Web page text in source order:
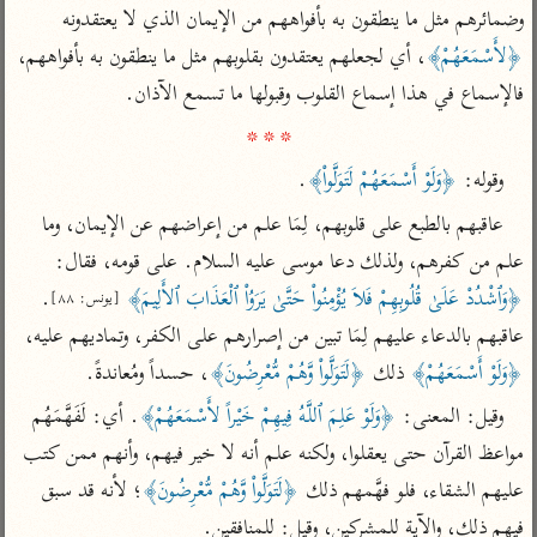
تفسير السمرقندي
تفسير الثعلبي
تفسير أبي السعود
الكشاف للزمخشري
الدر المنثور
تفسير ابن أبي حاتم
تفسير مقاتل
اشترك لتصلك أخبار مشاريعنا
اشترك
راسلنا • تليجرام •تويتر
تعليمات• عن الباحث القرآني
وضمائرهم مثل ما ينطقون به بأفواههم من الإيمان الذي لا يعتقدونه
﴿لأَسْمَعَهُمْ﴾
فالإسماع في هذا إسماع القلوب وقبولها ما تسمع الآذان.
* * *
وقوله: ﴿وَلَوْ أَسْمَعَهُمْ لَتَوَلَّواْ﴾.
علم من كفرهم، ولذلك دعا موسى عليه السلام. على قومه، فقال:
﴿وَٱشْدُدْ عَلَىٰ قُلُوبِهِمْ فَلاَ يُؤْمِنُواْ حَتَّىٰ يَرَوُاْ ٱلْعَذَابَ ٱلأَلِيمَ﴾ [يونس: ٨٨]
عاقبهم بالدعاء عليهم لِمَا تبين من إصرارهم على الكفر، وتماديهم عليه،
﴿وَلَوْ أَسْمَعَهُمْ﴾ ذلك ﴿لَتَوَلَّواْ وَّهُمْ مُّعْرِضُونَ﴾، حسداً ومُعاندةً.
وقيل: المعنى: ﴿وَلَوْ عَلِمَ ٱللَّهُ فِيهِمْ خَيْراً لأَسْمَعَهُمْ﴾
عليهم الشقاء، فلو فهَّمهم ذلك ﴿لَتَوَلَّواْ وَّهُمْ مُّعْرِضُونَ﴾
فيهم ذلك، والآية للمشركين، وقيل: للمنافقين.